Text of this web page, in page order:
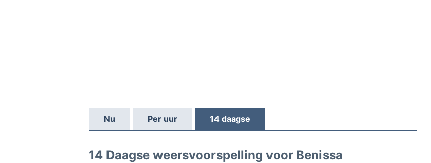
Nu Per uur 14 daagse
14 Daagse weersvoorspelling voor Benissa